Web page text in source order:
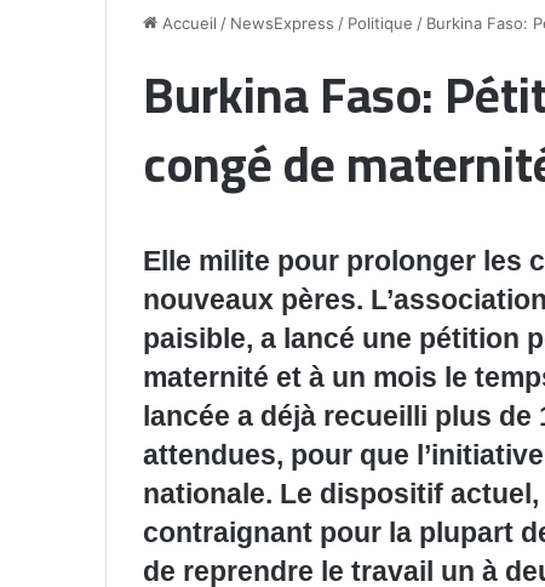
Accueil / NewsExpress / Politique / Burkina Faso:
Burkina Faso:
congé de
Elle milite pour prolonger les
nouveaux pères.
paisible, a lancé une pétition
maternité et à un mois le
lancée a déjà recueilli plus
attendues, pour que
nationale. Le dispositif
contraignant pour la plupart
de reprendre le travail un à